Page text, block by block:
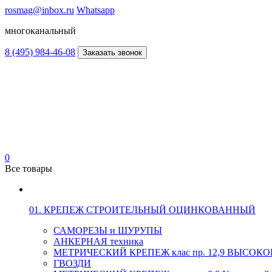
rosmag@inbox.ru Whatsapp
многоканальный
8 (495) 984-46-08 Заказать звонок
0
Все товары
01. КРЕПЕЖ СТРОИТЕЛЬНЫЙ ОЦИНКОВАННЫЙ
САМОРЕЗЫ и ШУРУПЫ
АНКЕРНАЯ техника
МЕТРИЧЕСКИЙ КРЕПЕЖ клас пр. 12,9
ГВОЗДИ